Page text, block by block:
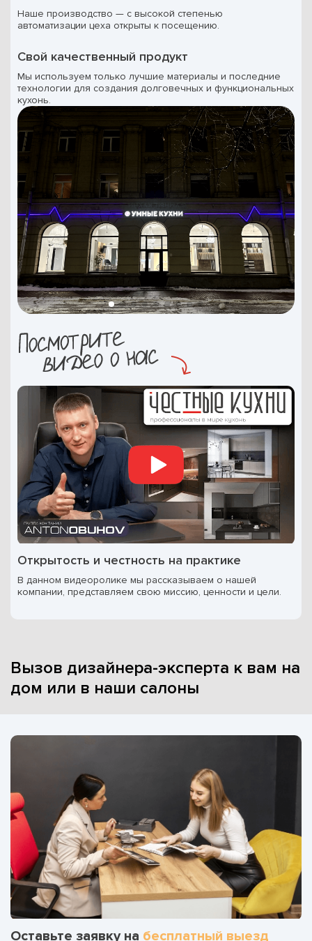
Наше производство — с высокой степенью
автоматизации цеха открыты к посещению.
Свой качественный продукт
Мы используем только лучшие материалы и последние
технологии для создания долговечных и функциональных
кухонь.
Открытость и честность на практике
В данном видеоролике мы рассказываем о нашей
компании, представляем свою миссию, ценности и цели.
Вызов дизайнера-эксперта к вам на
дом или в наши салоны
Оставьте заявку на бесплатный выезд